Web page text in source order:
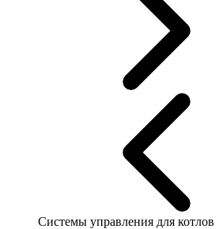
Системы управления для котлов